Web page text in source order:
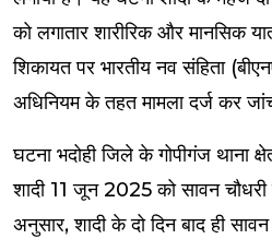
को लगातार शारीरिक और मानसिक
शिकायत पर भारतीय नव संहिता
अधिनियम के तहत मामला दर्ज कर
घटना भदोही जिले के गोपीगंज थाना
शादी 11 जून 2025 को सावन
अनुसार, शादी के दो दिन बाद ही